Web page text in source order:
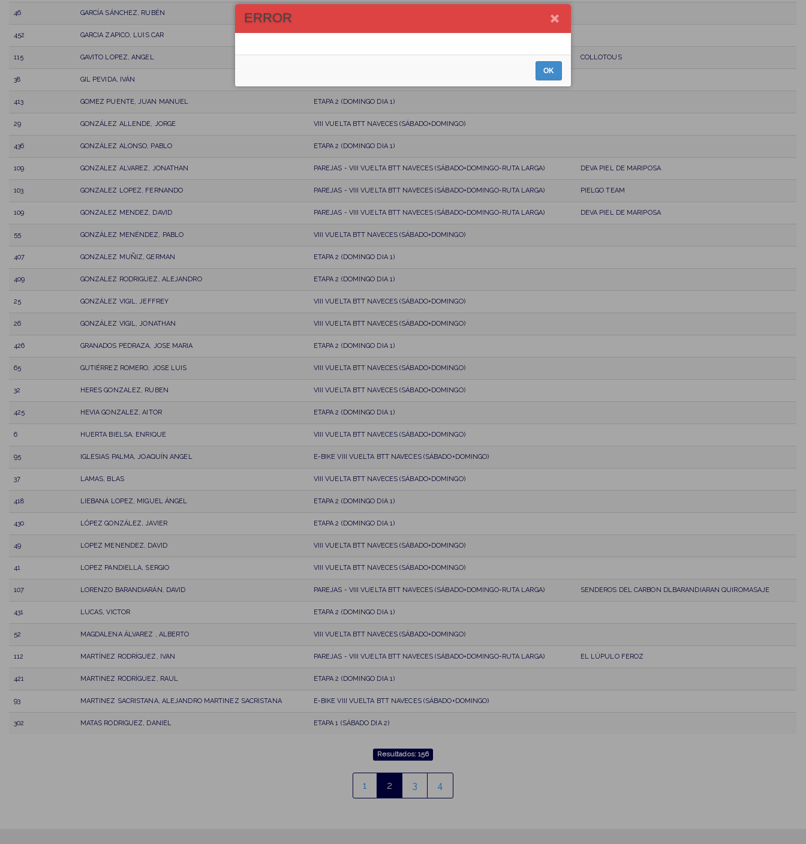
46 GARCÍA SÁNCHEZ, RUBÉN
452 GARCIA ZAPICO, LUIS CAR E-BIKE ETAPA 2 (DOMINGO DIA 1)
115 GAVITO LOPEZ, ANGEL PAREJAS - VIII VUELTA BTT NAVECES (SÁBADO+DOMINGO-RUTA LARGA) COLLOTOUS
38 GIL PEVIDA, IVÁN
413 GOMEZ PUENTE, JUAN MANUEL ETAPA 2 (DOMINGO DIA 1)
29 GONZÁLEZ ALLENDE, JORGE VIII VUELTA BTT NAVECES (SÁBADO+DOMINGO)
436 GONZÁLEZ ALONSO, PABLO ETAPA 2 (DOMINGO DIA 1)
109 GONZALEZ ALVAREZ, JONATHAN PAREJAS - VIII VUELTA BTT NAVECES (SÁBADO+DOMINGO-RUTA LARGA) DEVA PIEL DE MARIPOSA
103 GONZALEZ LOPEZ, FERNANDO PAREJAS - VIII VUELTA BTT NAVECES (SÁBADO+DOMINGO-RUTA LARGA) PIELGO TEAM
109 GONZALEZ MENDEZ, DAVID PAREJAS - VIII VUELTA BTT NAVECES (SÁBADO+DOMINGO-RUTA LARGA) DEVA PIEL DE MARIPOSA
55 GONZÁLEZ MENÉNDEZ, PABLO VIII VUELTA BTT NAVECES (SÁBADO+DOMINGO)
407 GONZALEZ MUÑIZ, GERMAN ETAPA 2 (DOMINGO DIA 1)
409 GONZALEZ RODRIGUEZ, ALEJANDRO ETAPA 2 (DOMINGO DIA 1)
25 GONZÁLEZ VIGIL, JEFFREY VIII VUELTA BTT NAVECES (SÁBADO+DOMINGO)
26 GONZÁLEZ VIGIL, JONATHAN VIII VUELTA BTT NAVECES (SÁBADO+DOMINGO)
426 GRANADOS PEDRAZA, JOSE MARIA ETAPA 2 (DOMINGO DIA 1)
65 GUTIÉRREZ ROMERO, JOSE LUIS VIII VUELTA BTT NAVECES (SÁBADO+DOMINGO)
32 HERES GONZALEZ, RUBEN VIII VUELTA BTT NAVECES (SÁBADO+DOMINGO)
425 HEVIA GONZALEZ, AITOR ETAPA 2 (DOMINGO DIA 1)
6 HUERTA BIELSA, ENRIQUE VIII VUELTA BTT NAVECES (SÁBADO+DOMINGO)
95 IGLESIAS PALMA, JOAQUÍN ANGEL E-BIKE VIII VUELTA BTT NAVECES (SÁBADO+DOMINGO)
37 LAMAS, BLAS VIII VUELTA BTT NAVECES (SÁBADO+DOMINGO)
418 LIEBANA LOPEZ, MIGUEL ÁNGEL ETAPA 2 (DOMINGO DIA 1)
430 LÓPEZ GONZÁLEZ, JAVIER ETAPA 2 (DOMINGO DIA 1)
49 LOPEZ MENENDEZ, DAVID VIII VUELTA BTT NAVECES (SÁBADO+DOMINGO)
41 LOPEZ PANDIELLA, SERGIO VIII VUELTA BTT NAVECES (SÁBADO+DOMINGO)
107 LORENZO BARANDIARÁN, DAVID PAREJAS - VIII VUELTA BTT NAVECES (SÁBADO+DOMINGO-RUTA LARGA) SENDEROS DEL CARBON DLBARANDIARAN QUIROMASAJE
431 LUCAS, VICTOR ETAPA 2 (DOMINGO DIA 1)
52 MAGDALENA ÁLVAREZ , ALBERTO VIII VUELTA BTT NAVECES (SÁBADO+DOMINGO)
112 MARTÍNEZ RODRÍGUEZ, IVAN PAREJAS - VIII VUELTA BTT NAVECES (SÁBADO+DOMINGO-RUTA LARGA) EL LÚPULO FEROZ
421 MARTINEZ RODRÍGUEZ, RAUL ETAPA 2 (DOMINGO DIA 1)
93 MARTINEZ SACRISTANA, ALEJANDRO MARTINEZ SACRISTANA E-BIKE VIII VUELTA BTT NAVECES (SÁBADO+DOMINGO)
302 MATAS RODRIGUEZ, DANIEL ETAPA 1 (SÁBADO DIA 2)
Resultados: 156
1 2 3 4
ERROR
OK